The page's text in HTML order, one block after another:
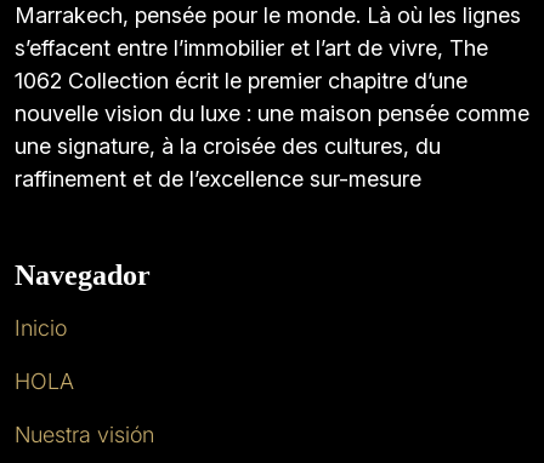
Marrakech, pensée pour le monde. Là où les lignes
s’effacent entre l’immobilier et l’art de vivre, The
1062 Collection écrit le premier chapitre d’une
nouvelle vision du luxe : une maison pensée comme
une signature, à la croisée des cultures, du
raffinement et de l’excellence sur-mesure
Navegador
Inicio
HOLA
Nuestra visión